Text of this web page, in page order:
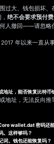
过大、钱包损坏
绝不会要求预付费
人撤回——请忽略
年以来一直从
地址，能否恢复比特币
地址，无法反向
wallet.dat 密码还
。这样够吗？
词。钱包还能恢复吗？